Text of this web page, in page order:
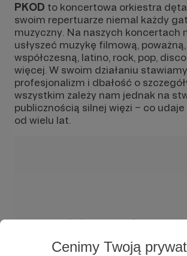
Cenimy Twoją
PKOD to koncertowa orkiestra
swoim repertuarze niemal każdy
muzyczny. Na naszych koncertach
usłyszeć muzykę filmową, poważną,
współczesną, latino, rock, pop,
więcej. W swoim działaniu
profesjonalizm i dbałość o
wszystkim zależy nam jednak na
publicznością silnej więzi – co udaje
od wielu lat.
W tym miejscu powinna być
treść